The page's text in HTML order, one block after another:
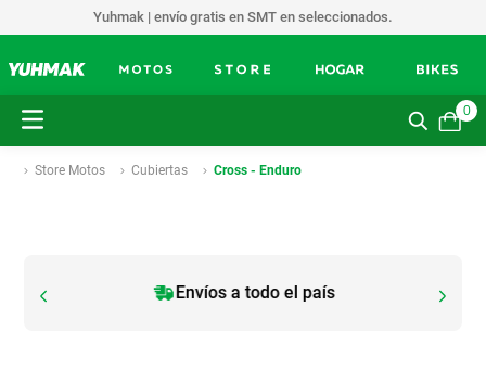
Yuhmak | envío gratis en SMT en seleccionados.
0
Store Motos Cubiertas Cross - Enduro
Envíos a todo el país